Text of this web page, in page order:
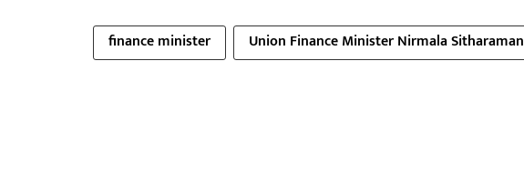
finance minister Union Finance Minister Nirmala Sitharaman